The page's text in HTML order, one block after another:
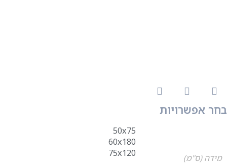
בחר אפשרויות
מידה (ס"מ)
50x75
60x180
75x120